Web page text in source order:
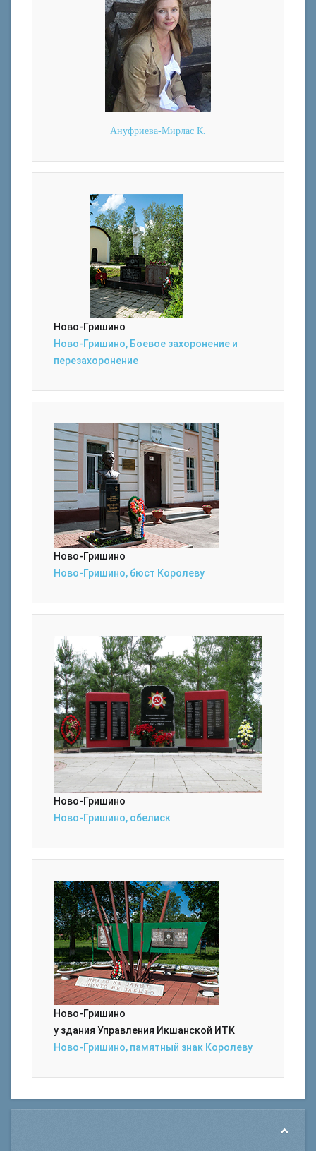
Ануфриева-Мирлас К.
Ново-Гришино
Ново-Гришино, Боевое захоронение и
перезахоронение
Ново-Гришино
Ново-Гришино, бюст Королеву
Ново-Гришино
Ново-Гришино, обелиск
Ново-Гришино
у здания Управления Икшанской ИТК
Ново-Гришино, памятный знак Королеву